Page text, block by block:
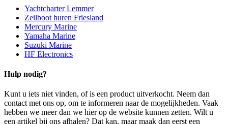
Yachtcharter Lemmer
Zeilboot huren Friesland
Mercury Marine
Yamaha Marine
Suzuki Marine
HF Electronics
Hulp nodig?
Kunt u iets niet vinden, of is een product uitverkocht. Neem dan
contact met ons op, om te informeren naar de mogelijkheden. Vaak
hebben we meer dan we hier op de website kunnen zetten. Wilt u
een artikel bij ons afhalen? Dat kan, maar maak dan eerst een